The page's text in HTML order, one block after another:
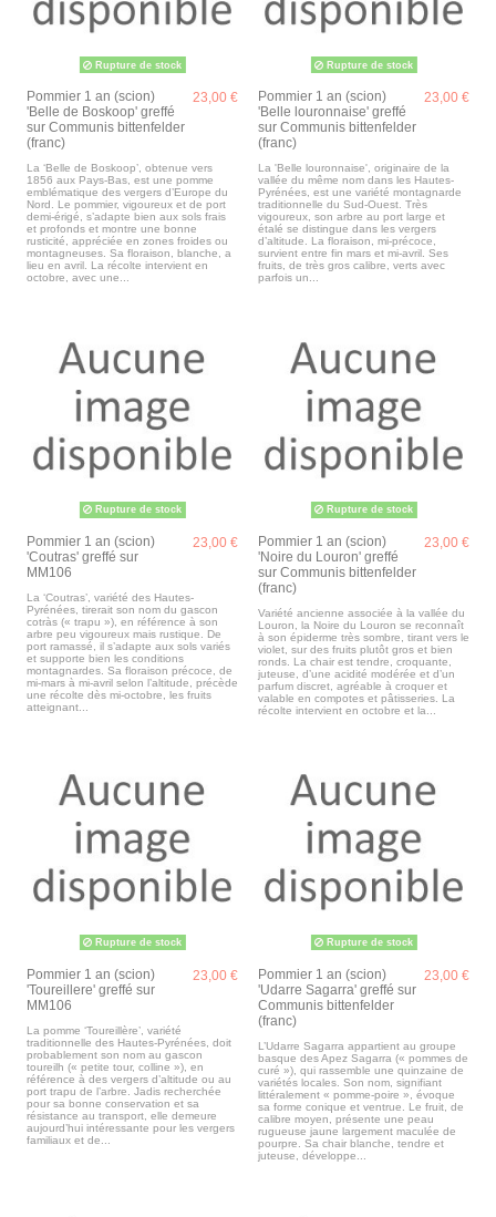
Rupture de stock
Pommier 1 an (scion)
'Belle de Boskoop' greffé
sur Communis bittenfelder
(franc)
23,00 €
La ‘Belle de Boskoop’, obtenue vers
1856 aux Pays-Bas, est une pomme
emblématique des vergers d’Europe du
Nord. Le pommier, vigoureux et de port
demi-érigé, s’adapte bien aux sols frais
et profonds et montre une bonne
rusticité, appréciée en zones froides ou
montagneuses. Sa floraison, blanche, a
lieu en avril. La récolte intervient en
octobre, avec une...
Rupture de stock
Pommier 1 an (scion)
'Belle louronnaise' greffé
sur Communis bittenfelder
(franc)
23,00 €
La 'Belle louronnaise', originaire de la
vallée du même nom dans les Hautes-
Pyrénées, est une variété montagnarde
traditionnelle du Sud-Ouest. Très
vigoureux, son arbre au port large et
étalé se distingue dans les vergers
d’altitude. La floraison, mi-précoce,
survient entre fin mars et mi-avril. Ses
fruits, de très gros calibre, verts avec
parfois un...
Rupture de stock
Pommier 1 an (scion)
'Coutras' greffé sur
MM106
23,00 €
La ‘Coutras’, variété des Hautes-
Pyrénées, tirerait son nom du gascon
cotràs (« trapu »), en référence à son
arbre peu vigoureux mais rustique. De
port ramassé, il s’adapte aux sols variés
et supporte bien les conditions
montagnardes. Sa floraison précoce, de
mi-mars à mi-avril selon l’altitude, précède
une récolte dès mi-octobre, les fruits
atteignant...
Rupture de stock
Pommier 1 an (scion)
'Noire du Louron' greffé
sur Communis bittenfelder
(franc)
23,00 €
Variété ancienne associée à la vallée du
Louron, la Noire du Louron se reconnaît
à son épiderme très sombre, tirant vers le
violet, sur des fruits plutôt gros et bien
ronds. La chair est tendre, croquante,
juteuse, d’une acidité modérée et d’un
parfum discret, agréable à croquer et
valable en compotes et pâtisseries. La
récolte intervient en octobre et la...
Rupture de stock
Pommier 1 an (scion)
'Toureillere' greffé sur
MM106
23,00 €
La pomme ‘Toureillère’, variété
traditionnelle des Hautes-Pyrénées, doit
probablement son nom au gascon
toureilh (« petite tour, colline »), en
référence à des vergers d’altitude ou au
port trapu de l’arbre. Jadis recherchée
pour sa bonne conservation et sa
résistance au transport, elle demeure
aujourd’hui intéressante pour les vergers
familiaux et de...
Rupture de stock
Pommier 1 an (scion)
'Udarre Sagarra' greffé sur
Communis bittenfelder
(franc)
23,00 €
L’Udarre Sagarra appartient au groupe
basque des Apez Sagarra (« pommes de
curé »), qui rassemble une quinzaine de
variétés locales. Son nom, signifiant
littéralement « pomme-poire », évoque
sa forme conique et ventrue. Le fruit, de
calibre moyen, présente une peau
rugueuse jaune largement maculée de
pourpre. Sa chair blanche, tendre et
juteuse, développe...